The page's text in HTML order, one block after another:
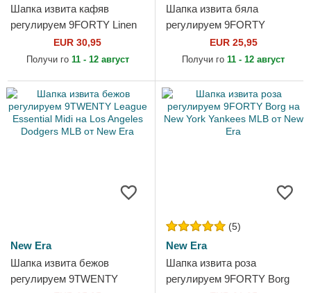
Шапка извита кафяв
регулируем 9FORTY Linen
на Los Angeles Dodgers
MLB от New Era
EUR 30,95
Получи го 11 - 12 август
Шапка извита бяла
регулируем 9FORTY
League Essential на New
York Yankees MLB от New
EUR 25,95
Получи го 11 - 12 август
New Era
Шапка извита бежов
регулируем 9TWENTY
(5)
New Era
Шапка извита роза
регулируем 9FORTY Borg